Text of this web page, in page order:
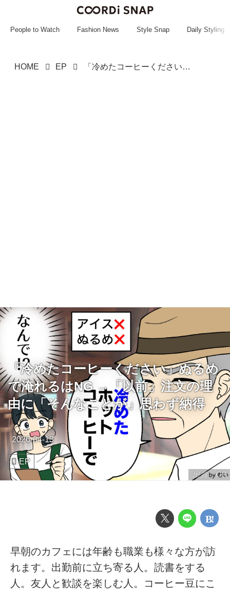
~~~~~~~~~~~
People to Watch Fashion News Style Snap Daily Styling
HOME EP 「冷めたコーヒーください」ぬるめで淹れるはNG →「以前」注文の理由に「そんなことが」思わず納得
出典：CS
「冷めたコーヒーください」ぬるめ
で淹れるはNG →「以前」注文の理
由に「そんなことが」思わず納得
2026-04-13
EP
早朝のカフェには年齢も職業も様々な方が訪
れます。出勤前に立ち寄る人。読書をする
人。友人と歓談を楽しむ人。コーヒー豆にこ